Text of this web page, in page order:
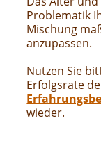
Problematik
Mischung
anzupassen.
Nutzen Sie
Erfolgsrate
wieder.